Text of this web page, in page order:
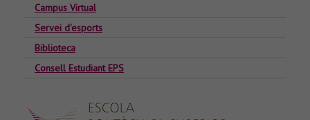
Campus Virtual
Servei d'esports
Biblioteca
Consell Estudiant EPS